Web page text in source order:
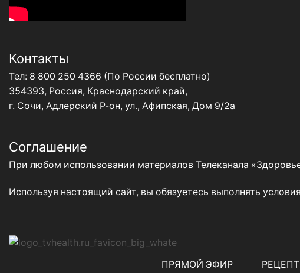
Контакты
Тел: 8 800 250 4366 (По России бесплатно)
354393, Россия, Краснодарский край,
г. Сочи, Адлерский Р-он, ул., Афипская, Дом 9/2а
Соглашение
При любом использовании материалов Телеканала
Используя настоящий сайт, вы обязуетесь выполнять
ПРЯМОЙ ЭФИР